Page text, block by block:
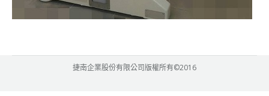
捷南企業股份有限公司版權所有©2016